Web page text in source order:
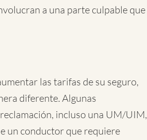
a una parte culpable que
las tarifas de su seguro,
diferente. Algunas
incluso una UM/UIM,
un conductor que requiere